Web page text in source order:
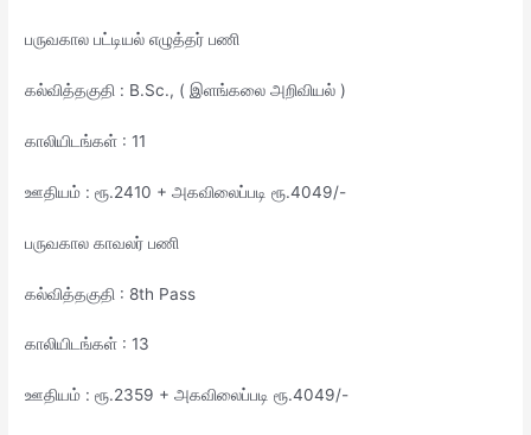
பருவகால பட்டியல் எழுத்தர் பணி
கல்வித்தகுதி : B.Sc., ( இளங்கலை அறிவியல் )
காலியிடங்கள் : 11
ஊதியம் : ரூ.2410 + அகவிலைப்படி ரூ.4049/-
பருவகால காவலர் பணி
கல்வித்தகுதி : 8th Pass
காலியிடங்கள் : 13
ஊதியம் : ரூ.2359 + அகவிலைப்படி ரூ.4049/-